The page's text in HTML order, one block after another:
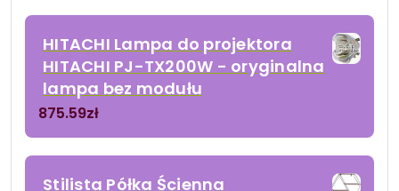
HITACHI Lampa do projektora
HITACHI PJ-TX200W - oryginalna
lampa bez modułu
875.59zł
Stilista Półka Ścienna